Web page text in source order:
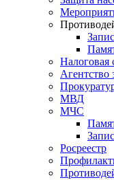
Налоговая
Агентство
МВД
МЧС
Росреестр